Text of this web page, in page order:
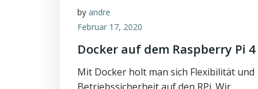
by andre
Februar 17, 2020
Docker auf dem Raspberry Pi 4
Mit Docker holt man sich Flexibilität und